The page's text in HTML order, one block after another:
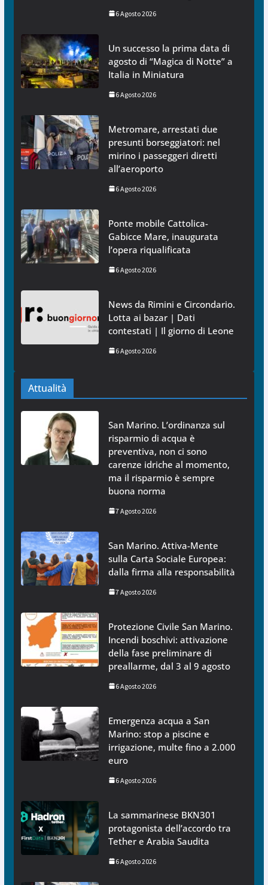
6 Agosto 2026
Un successo la prima data di
agosto di “Magica di Notte” a
Italia in Miniatura
6 Agosto 2026
Metromare, arrestati due
presunti borseggiatori: nel
mirino i passeggeri diretti
all’aeroporto
6 Agosto 2026
Ponte mobile Cattolica-
Gabicce Mare, inaugurata
l’opera riqualificata
6 Agosto 2026
News da Rimini e Circondario.
Lotta ai bazar | Dati
contestati | Il giorno di Leone
6 Agosto 2026
Attualità
San Marino. L’ordinanza sul
risparmio di acqua è
preventiva, non ci sono
carenze idriche al momento,
ma il risparmio è sempre
buona norma
7 Agosto 2026
San Marino. Attiva-Mente
sulla Carta Sociale Europea:
dalla firma alla responsabilità
7 Agosto 2026
Protezione Civile San Marino.
Incendi boschivi: attivazione
della fase preliminare di
preallarme, dal 3 al 9 agosto
6 Agosto 2026
Emergenza acqua a San
Marino: stop a piscine e
irrigazione, multe fino a 2.000
euro
6 Agosto 2026
La sammarinese BKN301
protagonista dell’accordo tra
Tether e Arabia Saudita
6 Agosto 2026